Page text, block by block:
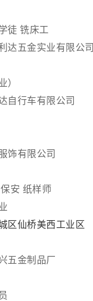
徒 铣床工
达五金实业有限公司
）
自行车有限公司
饰有限公司
保安 纸样师
区仙桥美西工业区
五金制品厂